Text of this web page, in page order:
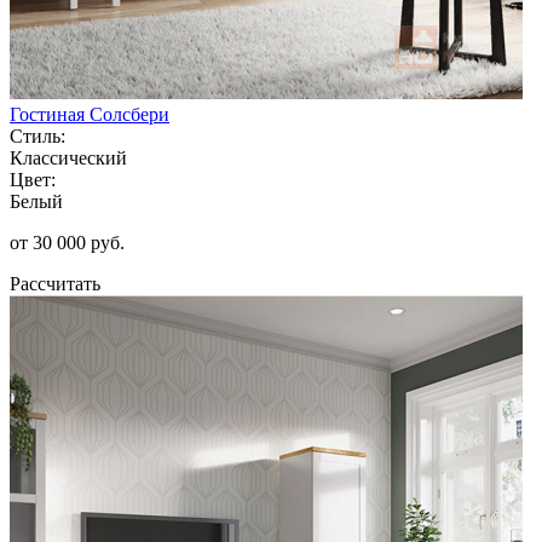
Гостиная Солсбери
Стиль:
Классический
Цвет:
Белый
от 30 000 руб.
Рассчитать